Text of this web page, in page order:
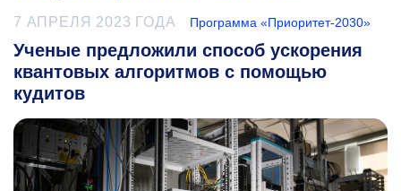
7 АПРЕЛЯ 2023 ГОДА Программа «Приоритет-2030»
Ученые предложили способ ускорения
квантовых алгоритмов с помощью
кудитов